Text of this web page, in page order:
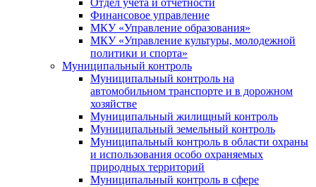
Отдел учета и отчетности
Финансовое управление
МКУ «Управление образования»
МКУ «Управление культуры, молодежной
политики и спорта»
Муниципальный контроль
Муниципальный контроль на
автомобильном транспорте и в дорожном
хозяйстве
Муниципальный жилищный контроль
Муниципальный земельный контроль
Муниципальный контроль в области охраны
и использования особо охраняемых
природных территорий
Муниципальный контроль в сфере